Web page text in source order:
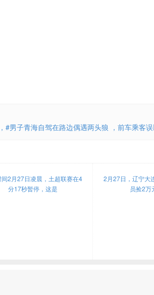
#男子青海自驾在路边偶遇两头狼 ，前车乘客
2月27日凌晨，土超联赛在4
分17秒暂停，这是
2月27日，辽宁大
员捡2万